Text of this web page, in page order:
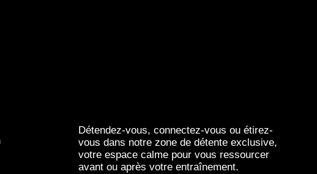
Détendez-vous, connectez-vous ou étirez-
vous dans notre zone de détente exclusive,
votre espace calme pour vous ressourcer
avant ou après votre entraînement.